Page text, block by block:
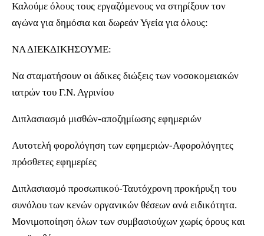
Καλούμε όλους τους εργαζόμενους να στηρίξουν τον
αγώνα για δημόσια και δωρεάν Υγεία για όλους:
ΝΑ ΔΙΕΚΔΙΚΗΣΟΥΜΕ:
Να σταματήσουν οι άδικες διώξεις των νοσοκομειακών
ιατρών του Γ.Ν. Αγρινίου
Διπλασιασμό μισθών-αποζημίωσης εφημεριών
Αυτοτελή φορολόγηση των εφημεριών-Αφορολόγητες
πρόσθετες εφημερίες
Διπλασιασμό προσωπικού-Ταυτόχρονη προκήρυξη του
συνόλου των κενών οργανικών θέσεων ανά ειδικότητα.
Μονιμοποίηση όλων των συμβασιούχων χωρίς όρους και